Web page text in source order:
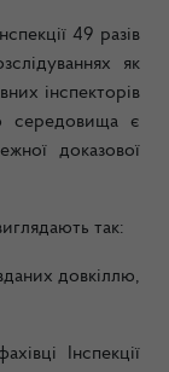
49 разів
як
інспекторів
середовища є
доказової
так:
довкіллю,
Інспекції